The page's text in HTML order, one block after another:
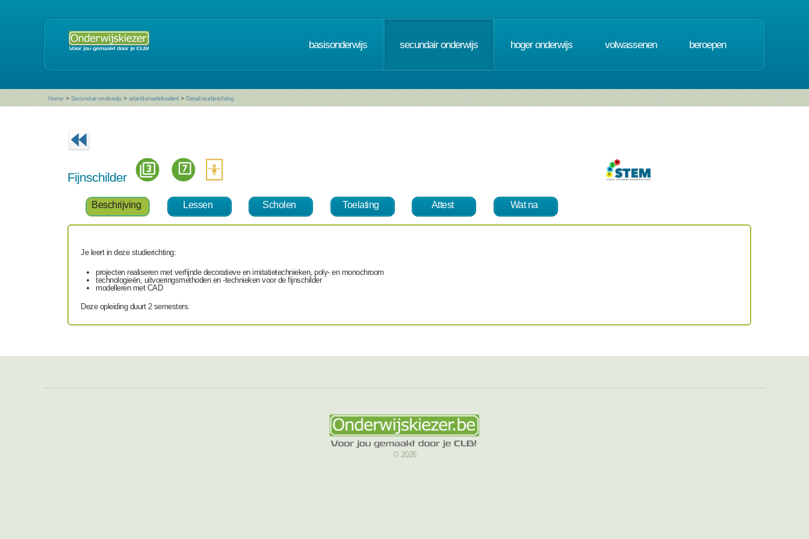
basisonderwijs secundair onderwijs hoger onderwijs volwassenen beroepen
Home > Secundair onderwijs > arbeidsmarktfinaliteit > Detail studierichting
Fijnschilder
Beschrijving Lessen Scholen Toelating Attest Wat na
Je leert in deze studierichting:
projecten realiseren met verfijnde decoratieve en imitatietechnieken, poly- en monochroom
technologieën, uitvoeringsmethoden en -technieken voor de fijnschilder
modelleren met CAD
Deze opleiding duurt 2 semesters.
© 2026